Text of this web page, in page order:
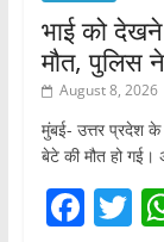
भाई को
मौत, पुलिस
August 8, 2026
मुंबई- उत्तर प्रदेश
बेटे की मौत हो गई।
F T